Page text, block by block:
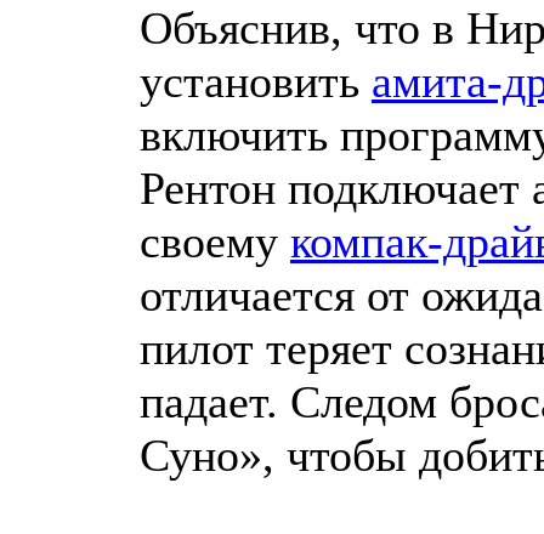
Объяснив, что в
установить амита-
включить
Рентон подключает
своему компак-
отличается от
пилот теряет
падает. Следом
Суно», чтобы